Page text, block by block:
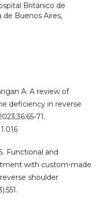
Británico de
de Buenos Aires,
A. A review of
deficiency in reverse
71.
Functional and
with custom-made
shoulder